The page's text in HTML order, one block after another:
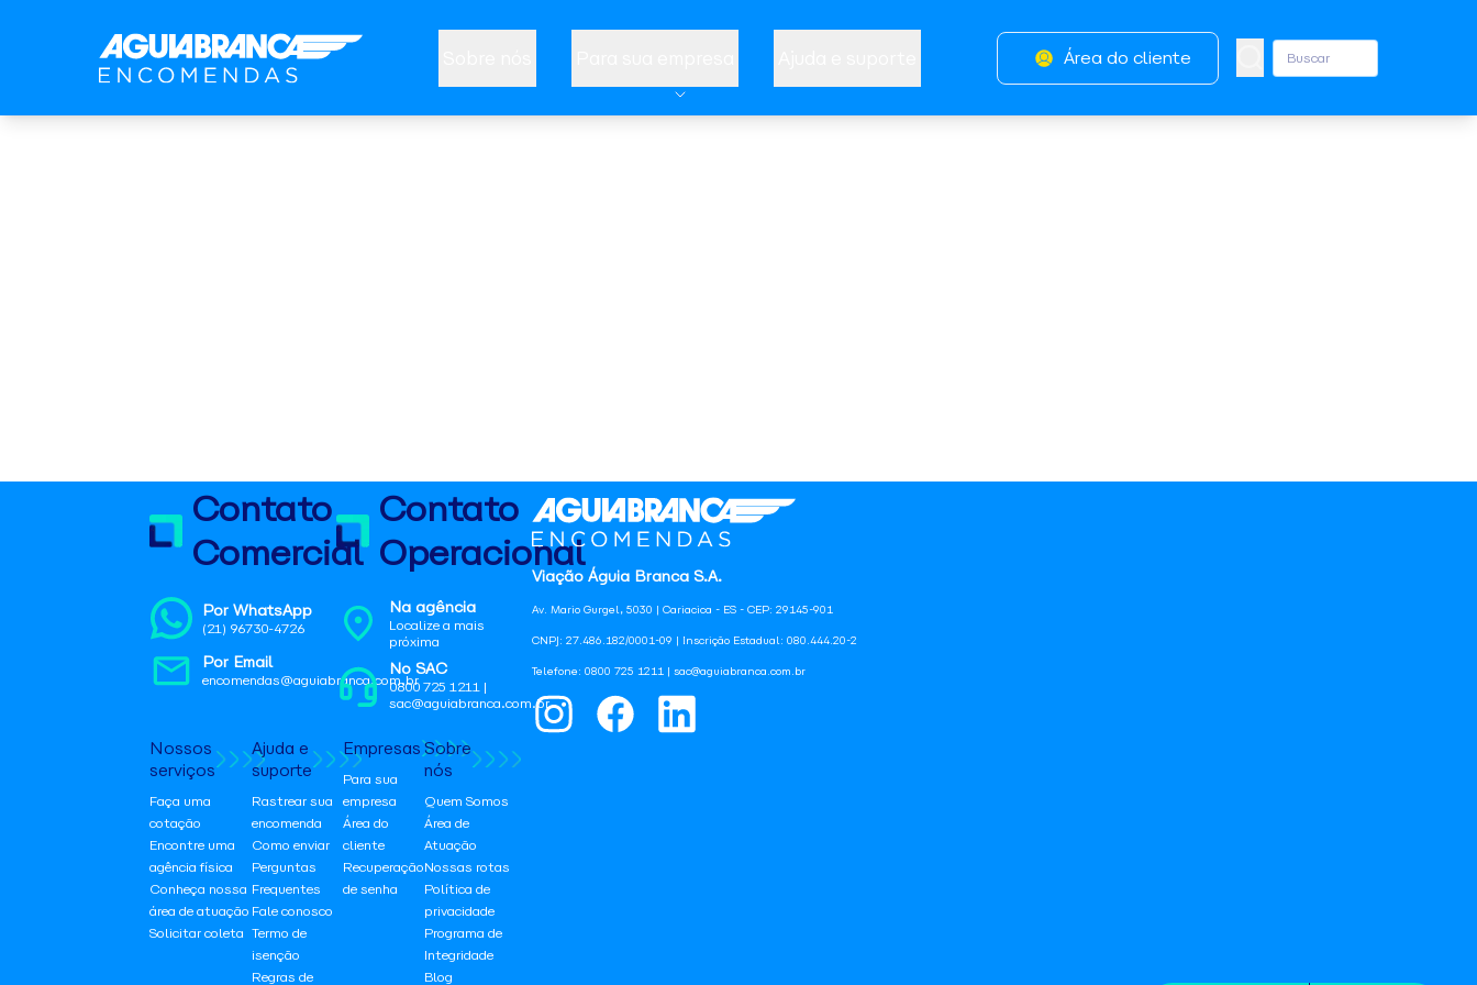
Área do cliente
Viação Águia Branca S.A.
Av. Mario Gurgel, 5030 | Cariacica - ES - CEP: 29145-901
CNPJ: 27.486.182/0001-09 | Inscrição Estadual: 080.444.20-2
Telefone: 0800 725 1211 | sac@aguiabranca.com.br
Contato
Comercial
Por WhatsApp
(21) 96730-4726
Por Email
encomendas@aguiabranca.com.br
Contato
Operacional
Na agência
Localize a mais
próxima
No SAC
0800 725 1211 |
sac@aguiabranca.com.br
Nossos
serviços
Faça uma
cotação
Encontre uma
agência física
Conheça nossa
área de atuação
Solicitar coleta
Ajuda e
suporte
Rastrear sua
encomenda
Como enviar
Perguntas
Frequentes
Fale conosco
Termo de
isenção
Regras de
Empresas
Para sua
empresa
Área do
cliente
Recuperação
de senha
Sobre
nós
Quem Somos
Área de
Atuação
Nossas rotas
Política de
privacidade
Programa de
Integridade
Blog